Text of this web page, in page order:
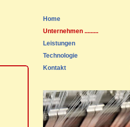
Home
Unternehmen .........
Leistungen
Technologie
Kontakt